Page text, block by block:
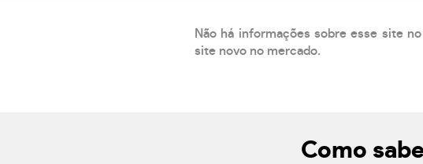
Não há informações sobre esse site
site novo no mercado.
Como